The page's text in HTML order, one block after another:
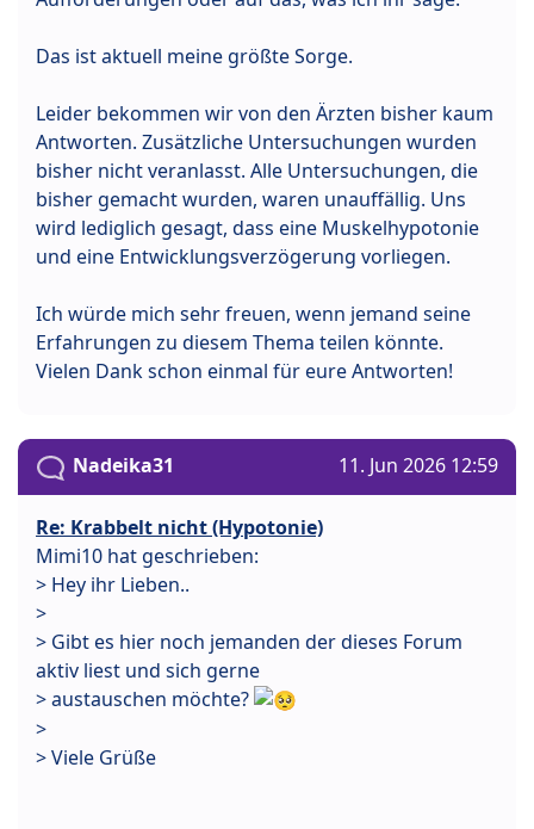
Das ist aktuell meine größte Sorge.
Leider bekommen wir von den Ärzten bisher kaum
Antworten. Zusätzliche Untersuchungen wurden
bisher nicht veranlasst. Alle Untersuchungen, die
bisher gemacht wurden, waren unauffällig. Uns
wird lediglich gesagt, dass eine Muskelhypotonie
und eine Entwicklungsverzögerung vorliegen.
Ich würde mich sehr freuen, wenn jemand seine
Erfahrungen zu diesem Thema teilen könnte.
Vielen Dank schon einmal für eure Antworten!
Nadeika31 11. Jun 2026 12:59
Re: Krabbelt nicht (Hypotonie)
Mimi10 hat geschrieben:
> Hey ihr Lieben..
>
> Gibt es hier noch jemanden der dieses Forum
aktiv liest und sich gerne
> austauschen möchte?
>
> Viele Grüße